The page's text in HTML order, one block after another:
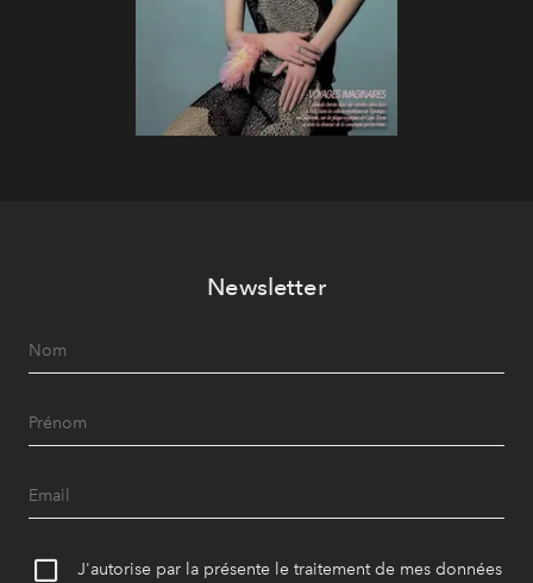
Newsletter
J'autorise par la présente le traitement de mes données